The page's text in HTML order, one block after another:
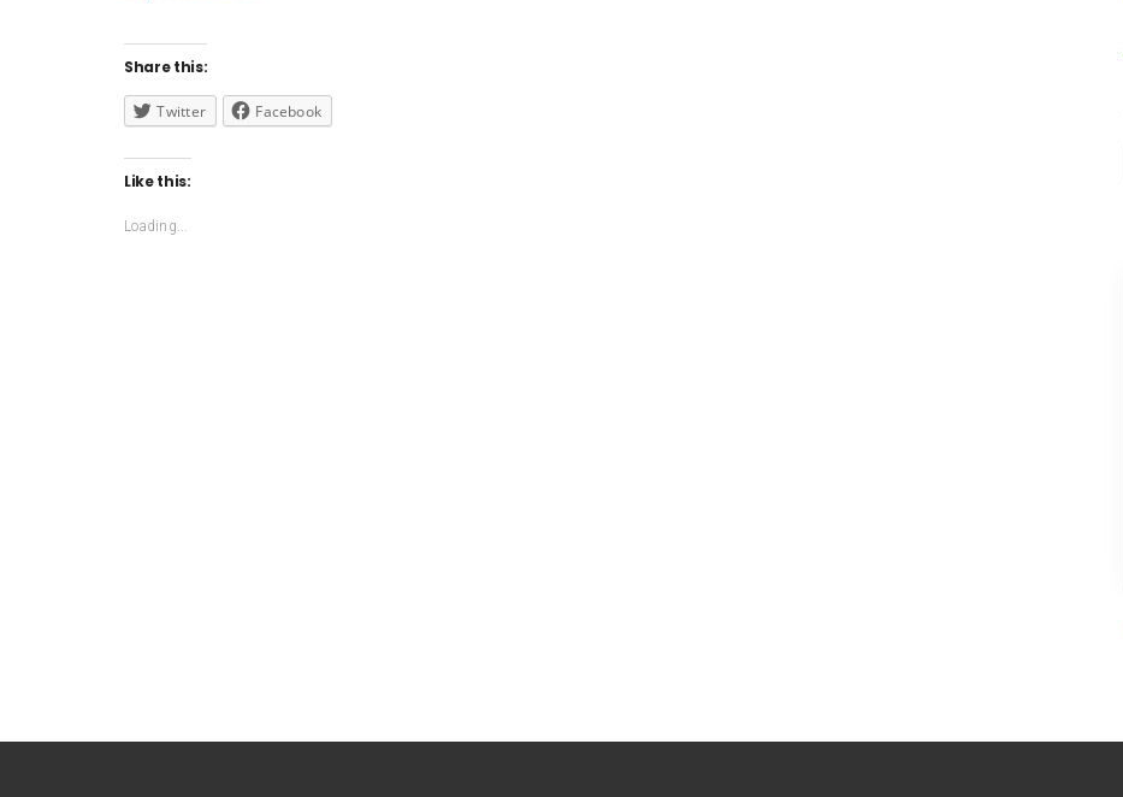
Share this:
Twitter Facebook
Like this:
Loading...